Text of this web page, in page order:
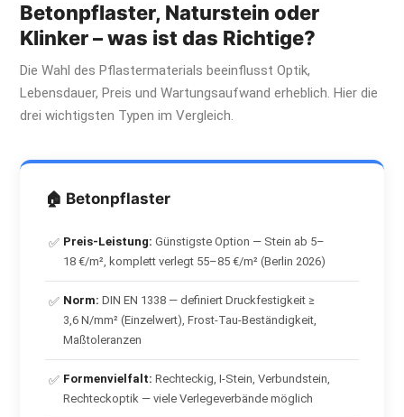
Betonpflaster, Naturstein oder
Klinker – was ist das Richtige?
Die Wahl des Pflastermaterials beeinflusst Optik,
Lebensdauer, Preis und Wartungsaufwand erheblich. Hier die
drei wichtigsten Typen im Vergleich.
🏠 Betonpflaster
✅ Preis-Leistung: Günstigste Option — Stein ab 5–
18 €/m², komplett verlegt 55–85 €/m² (Berlin 2026)
✅ Norm: DIN EN 1338 — definiert Druckfestigkeit ≥
3,6 N/mm² (Einzelwert), Frost-Tau-Beständigkeit,
Maßtoleranzen
✅ Formenvielfalt: Rechteckig, I-Stein, Verbundstein,
Rechteckoptik — viele Verlegeverbände möglich